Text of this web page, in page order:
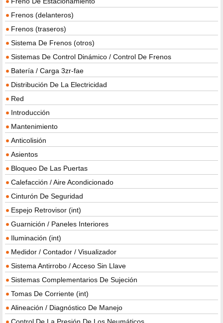
Frenos (delanteros)
Frenos (traseros)
Sistema De Frenos (otros)
Sistemas De Control Dinámico / Control De Frenos
Batería / Carga 3zr-fae
Distribución De La Electricidad
Red
Introducción
Mantenimiento
Anticolisión
Asientos
Bloqueo De Las Puertas
Calefacción / Aire Acondicionado
Cinturón De Seguridad
Espejo Retrovisor (int)
Guarnición / Paneles Interiores
Iluminación (int)
Medidor / Contador / Visualizador
Sistema Antirrobo / Acceso Sin Llave
Sistemas Complementarios De Sujeción
Tomas De Corriente (int)
Alineación / Diagnóstico De Manejo